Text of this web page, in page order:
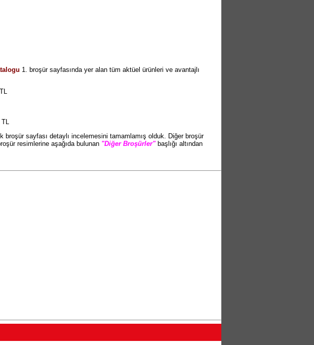
1. broşür sayfasında yer alan tüm aktüel ürünleri ve avantajlı
TL
broşür sayfası detaylı incelemesini tamamlamış olduk. Diğer broşür
resimlerine aşağıda bulunan "Diğer Broşürler"başlığı altından